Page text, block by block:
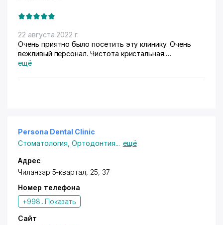
22 августа 2022 г.
Очень приятно было посетить эту клинику. Очень
вежливый персонал. Чистота кристальная.
Заведующий клиники, Золотые руки. Спасибо всем
ещё
Persona Dental Clinic
Стоматология ,Ортодонтия... ещё
Адрес
Чиланзар 5-квартал, 25, 37
Номер телефона
+998...Показать
Сайт